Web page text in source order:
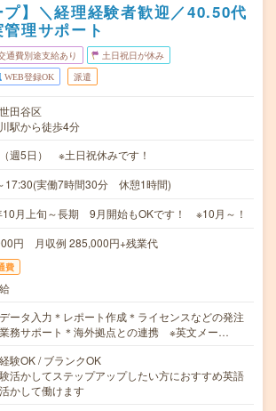
プ】＼経理経験者歓迎／40.50代
理サポート
通費別途支給あり 土日祝日が休み
WEB登録OK 派遣
田谷区
駅から徒歩4分
週5日） ※土日祝休みです！
17:30(実働7時間30分 休憩1時間)
10月上旬～長期 9月開始もOKです！ ※10月～！
円 月収例 285,000円+残業代
費
ータ入力＊レポート作成＊ライセンスなどの発注
務サポート＊海外拠点との連携 ※英文メー…
験OK / ブランクOK
活かしてステップアップしたい方におすすめ英語
かして働けます